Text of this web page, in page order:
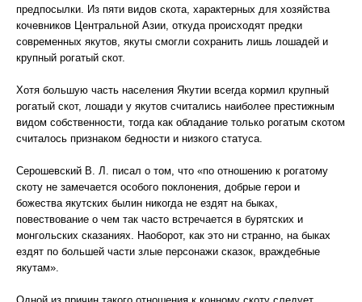
предпосылки. Из пяти видов скота, характерных для хозяйства
кочевников Центральной Азии, откуда происходят предки
современных якутов, якуты смогли сохранить лишь лошадей и
крупный рогатый скот.
Хотя большую часть населения Якутии всегда кормил крупный
рогатый скот, лошади у якутов считались наиболее престижным
видом собственности, тогда как обладание только рогатым скотом
считалось признаком бедности и низкого статуса.
Серошевский В. Л. писал о том, что «по отношению к рогатому
скоту не замечается особого поклонения, добрые герои и
божества якутских былин никогда не ездят на быках,
повествование о чем так часто встречается в бурятских и
монгольских сказаниях. Наоборот, как это ни странно, на быках
ездят по большей части злые персонажи сказок, враждебные
якутам».